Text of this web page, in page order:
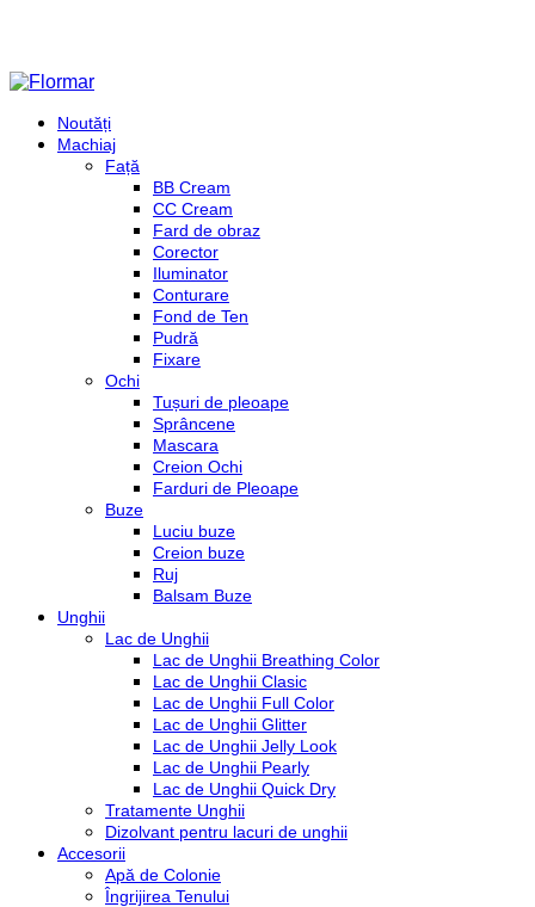
Noutăți
Machiaj
Față
BB Cream
CC Cream
Fard de obraz
Corector
Iluminator
Conturare
Fond de Ten
Pudră
Fixare
Ochi
Tușuri de pleoape
Sprâncene
Mascara
Creion Ochi
Farduri de Pleoape
Buze
Luciu buze
Creion buze
Ruj
Balsam Buze
Unghii
Lac de Unghii
Lac de Unghii Breathing Color
Lac de Unghii Clasic
Lac de Unghii Full Color
Lac de Unghii Glitter
Lac de Unghii Jelly Look
Lac de Unghii Pearly
Lac de Unghii Quick Dry
Tratamente Unghii
Dizolvant pentru lacuri de unghii
Accesorii
Apă de Colonie
Îngrijirea Tenului